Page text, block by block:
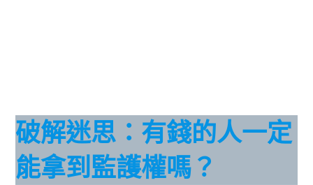
破解迷思：有錢的人一定
能拿到監護權嗎？